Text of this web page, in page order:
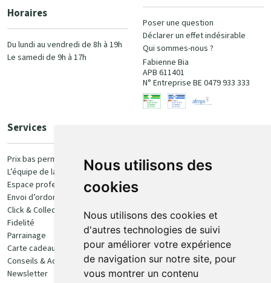
Nous utilisons des
cookies
Nous utilisons des cookies et
d'autres technologies de suivi
pour améliorer votre expérience
de navigation sur notre site, pour
vous montrer un contenu
Horaires
Du lundi au vendredi de 8h à 19h
Le samedi de 9h à 17h
Poser une question
Déclarer un effet indésirable
Qui sommes-nous ?
Fabienne Bia
APB 611401
N° Entreprise BE 0479 933 333
Services
Prix bas permanent
L’équipe de la pharmacie
Espace professionnel
Envoi d’ordonnance
Click & Collect
Fidelité
Parrainage
Carte cadeau
Conseils & Actualités
Newsletter
100% sécurisé
Retrait et livraison